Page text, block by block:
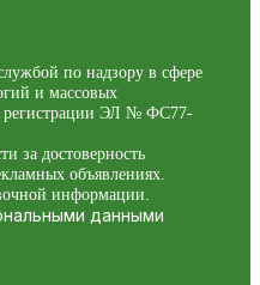
по надзору в сфере
и массовых
регистрации ЭЛ № ФС77-
за достоверность
объявлениях.
информации.
данными